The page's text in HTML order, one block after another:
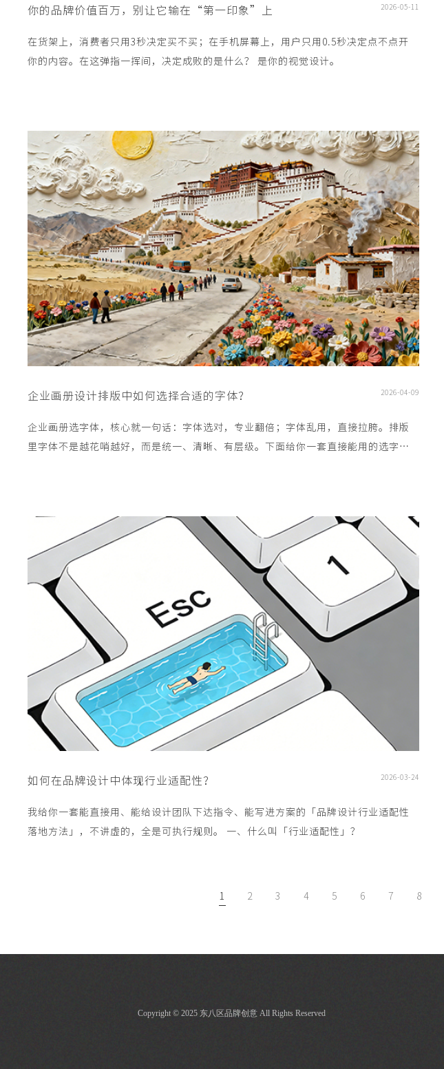
你的品牌价值百万，别让它输在“第一印象”上 2026-05-11
在货架上，消费者只用3秒决定买不买；在手机屏幕上，用户只用0.5秒决定点不点开
你的内容。在这弹指一挥间，决定成败的是什么？ 是你的视觉设计。
企业画册设计排版中如何选择合适的字体？ 2026-04-09
企业画册选字体，核心就一句话：字体选对，专业翻倍；字体乱用，直接拉胯。排版
里字体不是越花哨越好，而是统一、清晰、有层级。下面给你一套直接能用的选字标
如何在品牌设计中体现行业适配性？ 2026-03-24
我给你一套能直接用、能给设计团队下达指令、能写进方案的「品牌设计行业适配性
落地方法」，不讲虚的，全是可执行规则。 一、什么叫「行业适配性」？
1 2 3 4 5 6 7 8
Copyright © 2025 东八区品牌创意 All Rights Reserved